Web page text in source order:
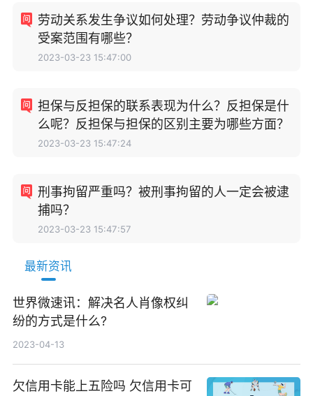
劳动关系发生争议如何处理？劳动争议仲裁的
受案范围有哪些？
2023-03-23 15:47:00
担保与反担保的联系表现为什么？反担保是什
么呢？反担保与担保的区别主要为哪些方面？
2023-03-23 15:47:24
刑事拘留严重吗？被刑事拘留的人一定会被逮
捕吗？
2023-03-23 15:47:57
最新资讯
世界微速讯：解决名人肖像权纠
纷的方式是什么?
2023-04-13
欠信用卡能上五险吗 欠信用卡可